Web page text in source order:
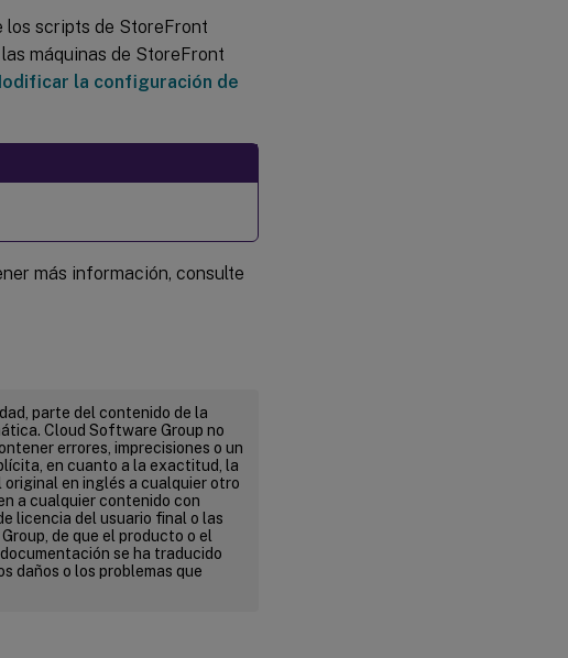
los scripts de StoreFront
máquinas de StoreFront
la configuración de
más información, consulte
parte del contenido de la
Cloud Software Group no
errores, imprecisiones o un
en cuanto a la exactitud, la
en inglés a cualquier otro
a cualquier contenido con
licencia del usuario final o las
de que el producto o el
se ha traducido
daños o los problemas que